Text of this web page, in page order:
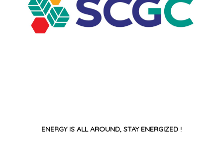
ENERGY IS ALL AROUND, STAY ENERGIZED !